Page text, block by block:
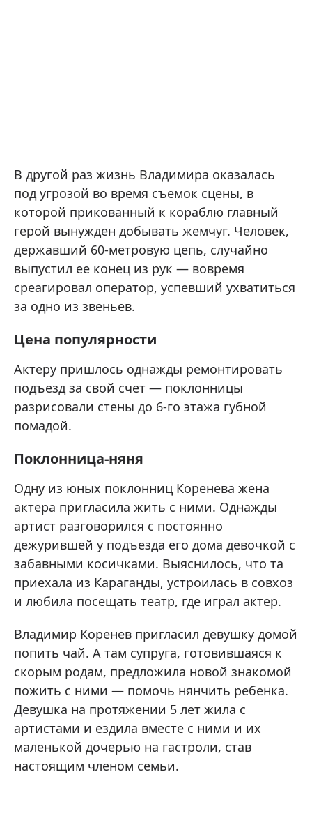
В другой раз жизнь Владимира оказалась
под угрозой во время съемок сцены, в
которой прикованный к кораблю главный
герой вынужден добывать жемчуг. Человек,
державший 60-метровую цепь, случайно
выпустил ее конец из рук — вовремя
среагировал оператор, успевший ухватиться
за одно из звеньев.
Цена популярности
Актеру пришлось однажды ремонтировать
подъезд за свой счет — поклонницы
разрисовали стены до 6-го этажа губной
помадой.
Поклонница-няня
Одну из юных поклонниц Коренева жена
актера пригласила жить с ними. Однажды
артист разговорился с постоянно
дежурившей у подъезда его дома девочкой с
забавными косичками. Выяснилось, что та
приехала из Караганды, устроилась в совхоз
и любила посещать театр, где играл актер.
Владимир Коренев пригласил девушку домой
попить чай. А там супруга, готовившаяся к
скорым родам, предложила новой знакомой
пожить с ними — помочь нянчить ребенка.
Девушка на протяжении 5 лет жила с
артистами и ездила вместе с ними и их
маленькой дочерью на гастроли, став
настоящим членом семьи.